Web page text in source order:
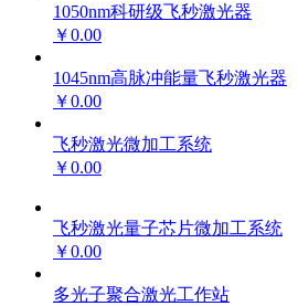
1050nm科研级飞秒激光器
￥0.00
1045nm高脉冲能量飞秒激光器
￥0.00
飞秒激光微加工系统
￥0.00
飞秒激光量子芯片微加工系统
￥0.00
多光子聚合激光工作站